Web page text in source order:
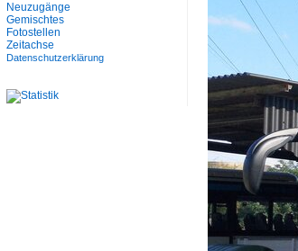
Neuzugänge
Gemischtes
Fotostellen
Zeitachse
Datenschutzerklärung